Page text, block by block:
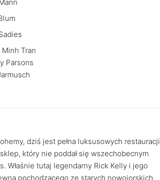
Tran
Parsons
dziś jest pełna luksusowych restauracji
który nie poddał się wszechobecnym
Właśnie tutaj legendarny Rick Kelly i jego
pochodzącego ze starych nowojorskich